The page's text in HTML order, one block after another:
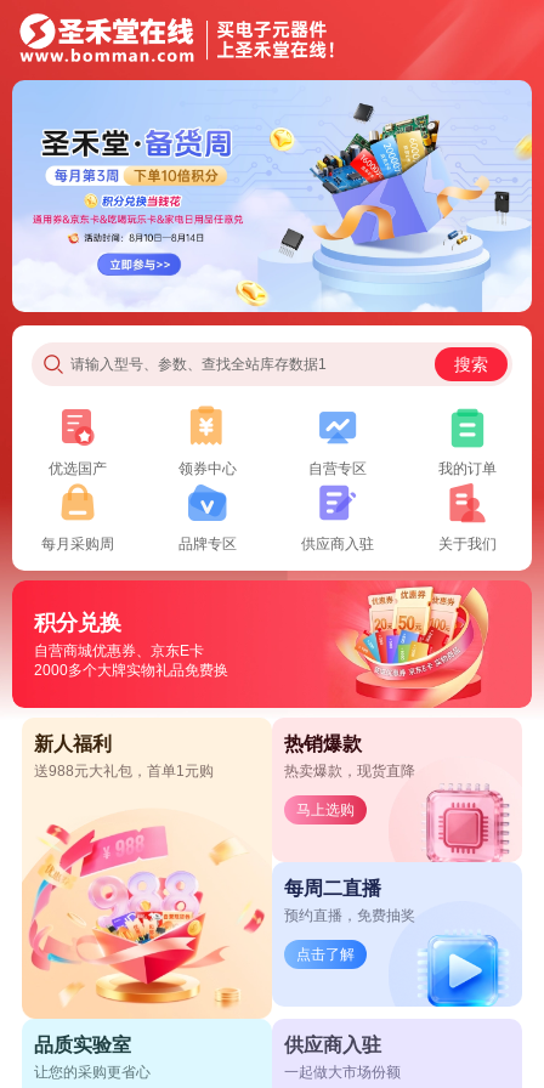
请输入型号、参数、查找全站库存数据1 搜索
优选国产 领券中心 自营专区 我的订单
每月采购周 品牌专区 供应商入驻 关于我们
积分兑换
自营商城优惠券、京东E卡
2000多个大牌实物礼品免费换
新人福利
送988元大礼包，首单1元购
热销爆款
热卖爆款，现货直降
马上选购
每周二直播
预约直播，免费抽奖
点击了解
品质实验室
让您的采购更省心
供应商入驻
一起做大市场份额